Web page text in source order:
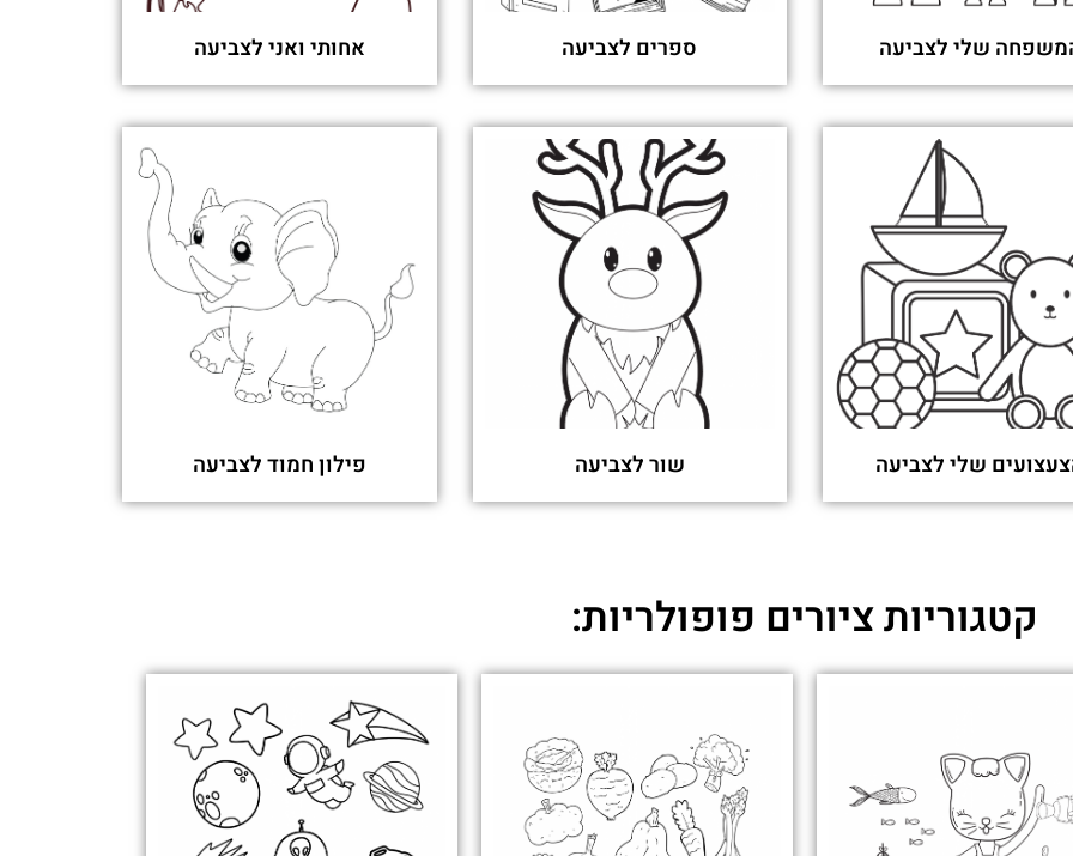
שלי לצביעה ספרים לצביעה אחותי ואני לצביעה
שלי לצביעה שור לצביעה פילון חמוד לצביעה
קטגוריות ציורים פופולריות: